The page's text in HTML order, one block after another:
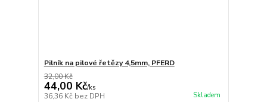
Pilník na pilové řetězy 4,5mm, PFERD
32,00 Kč
44,00 Kč/ks
36,36 Kč bez DPH Skladem